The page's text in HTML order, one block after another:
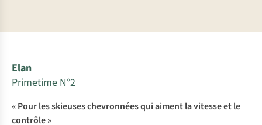
Elan
Primetime N°2
« Pour les skieuses chevronnées qui aiment la vitesse et le
contrôle »